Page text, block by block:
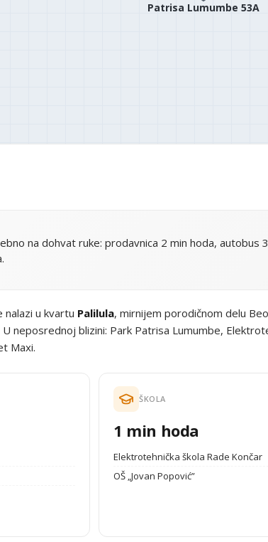
Patrisa Lumumbe 53A
na dohvat ruke: prodavnica 2 min hoda, autobus
nalazi u kvartu Palilula, mirnijem porodičnom delu
neposrednoj blizini: Park Patrisa Lumumbe,
Maxi.
ŠKOLA
1 min hoda
Elektrotehnička škola Rade Končar
OŠ „Jovan Popović”